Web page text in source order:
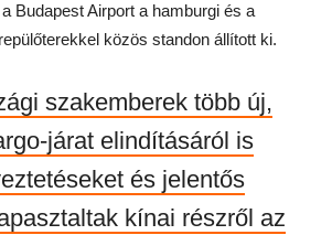
Budapest Airport a hamburgi és a
közös standon állított ki.
szakemberek több új,
járat elindításáról is
és jelentős
kínai részről az